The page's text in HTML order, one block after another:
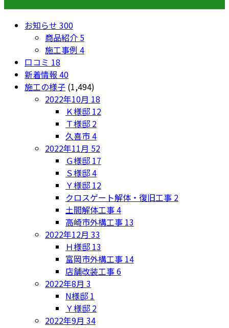
お知らせ 300
商品紹介 5
施工事例 4
口コミ 18
新着情報 40
施工の様子 (1,494)
2022年10月 18
Ｋ様邸 12
Ｔ様邸 2
久喜市4
2022年11月 52
Ｇ様邸 17
Ｓ様邸4
Ｙ様邸 12
クロスゲート解体・復旧工事 2
土間解体工事4
高崎市外構工事 13
2022年12月 33
Ｈ様邸 13
富岡市外構工事 14
店舗改装工事6
2022年8月 3
N様邸 1
Ｙ様邸 2
2022年9月 34